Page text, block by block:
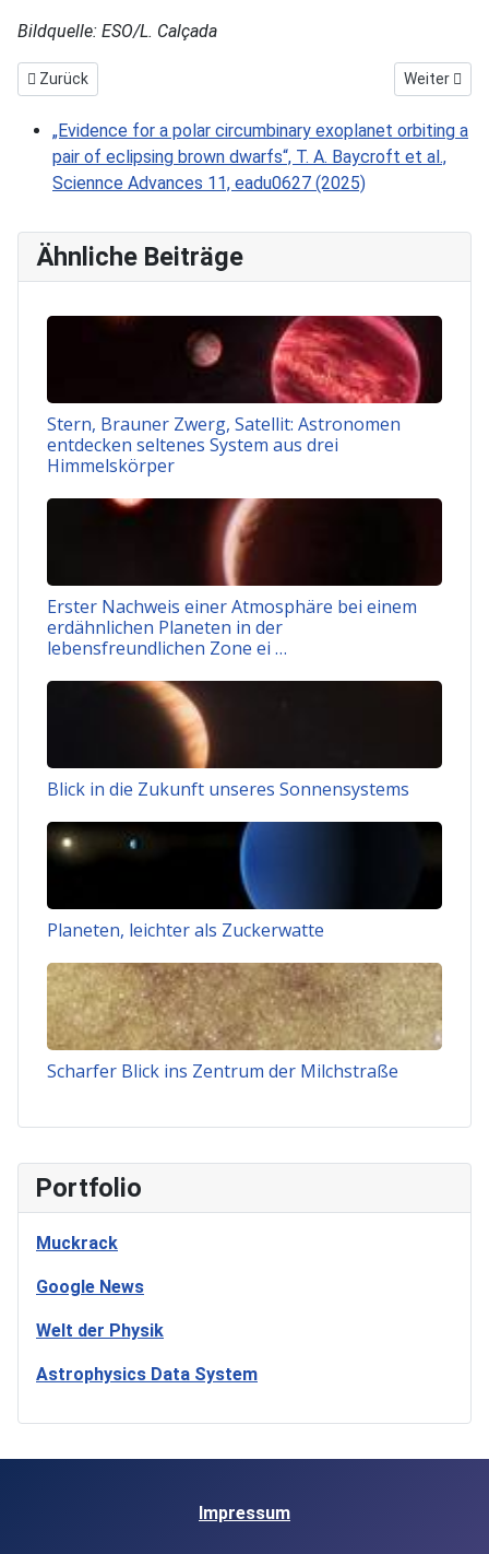
Portfolio
Muckrack
Google News
Welt der Physik
Astrophysics Data System
Bildquelle: ESO/L. Calçada
Vorheriger Beitrag: Ein Zwilling der Milchstraße im jungen Kosmos
Zurück Nächster
Weiter
„Evidence for a polar circumbinary exoplanet orbiting a
pair of eclipsing brown dwarfs“, T. A. Baycroft et al.,
Sciennce Advances 11, eadu0627 (2025)
Ähnliche Beiträge
Stern, Brauner Zwerg, Satellit: Astronomen
entdecken seltenes System aus drei
Himmelskörper
Erster Nachweis einer Atmosphäre bei einem
erdähnlichen Planeten in der
lebensfreundlichen Zone ei …
Blick in die Zukunft unseres Sonnensystems
Planeten, leichter als Zuckerwatte
Scharfer Blick ins Zentrum der Milchstraße
Impressum